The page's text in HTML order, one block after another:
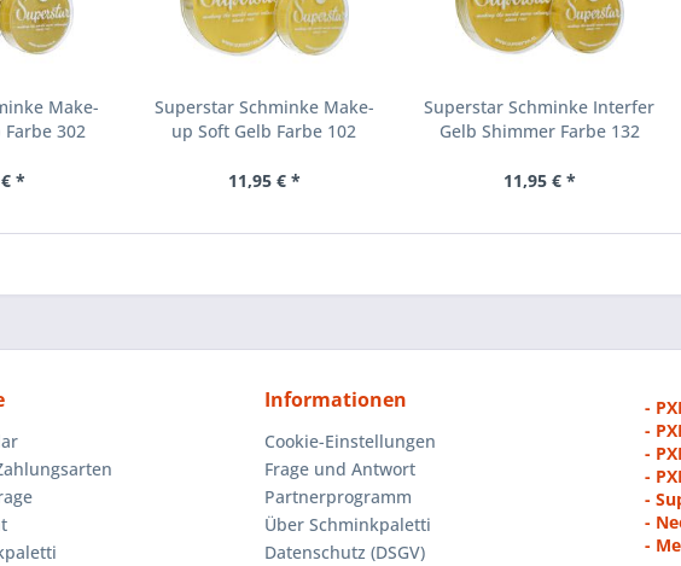
Make-
302
*
Superstar Schminke Make-
up Soft Gelb Farbe 102
11,95 € *
Superstar Schminke Interfer
Gelb Shimmer Farbe 132
11,95 € *
Informationen
Cookie-Einstellungen
Frage und Antwort
Partnerprogramm
Über Schminkpaletti
Datenschutz (DSGV)
-
-
-
-
-
-
-